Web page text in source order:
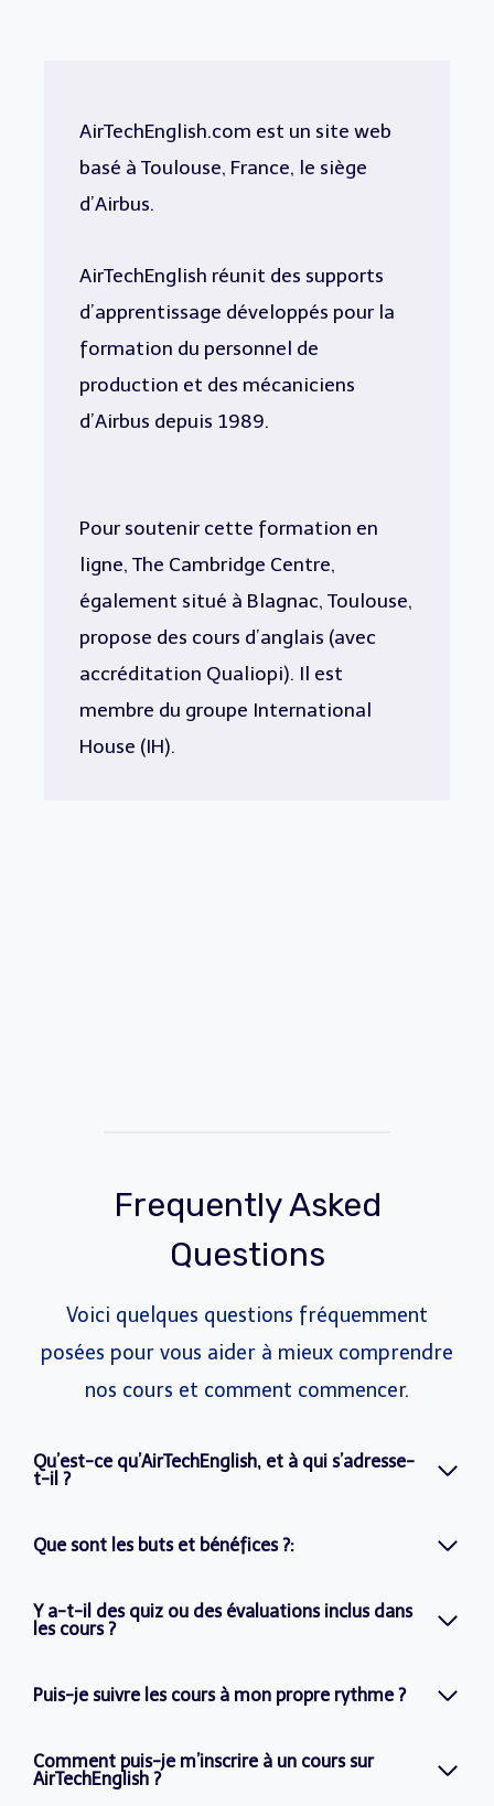
AirTechEnglish.com est un site web
basé à Toulouse, France, le siège
d’Airbus.
AirTechEnglish réunit des supports
d’apprentissage développés pour la
formation du personnel de
production et des mécaniciens
d’Airbus depuis 1989.
Pour soutenir cette formation en
ligne, The Cambridge Centre,
également situé à Blagnac, Toulouse,
propose des cours d’anglais (avec
accréditation Qualiopi). Il est
membre du groupe International
House (IH).
Frequently Asked
Questions
Voici quelques questions fréquemment
posées pour vous aider à mieux comprendre
nos cours et comment commencer.
Qu’est-ce qu’AirTechEnglish, et à qui s’adresse-
t-il ?
Que sont les buts et bénéfices ?:
Y a-t-il des quiz ou des évaluations inclus dans
les cours ?
Puis-je suivre les cours à mon propre rythme ?
Comment puis-je m’inscrire à un cours sur
AirTechEnglish ?